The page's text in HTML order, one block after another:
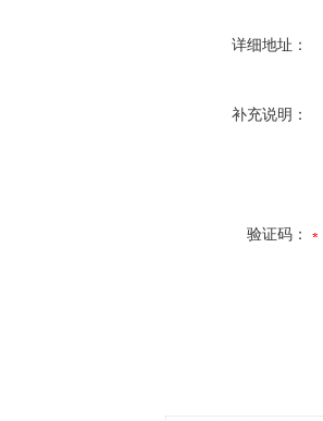
详细地址：
补充说明：
验证码：